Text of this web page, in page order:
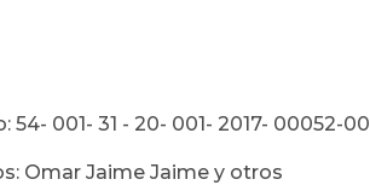
54- 001- 31 - 20- 001- 2017- 00052-00
Omar Jaime Jaime y otros